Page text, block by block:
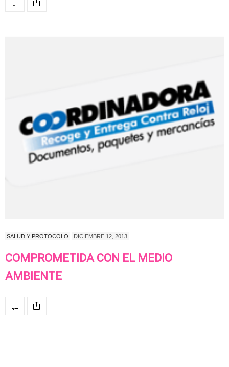
SALUD Y PROTOCOLO DICIEMBRE 12, 2013
COMPROMETIDA CON EL MEDIO
AMBIENTE